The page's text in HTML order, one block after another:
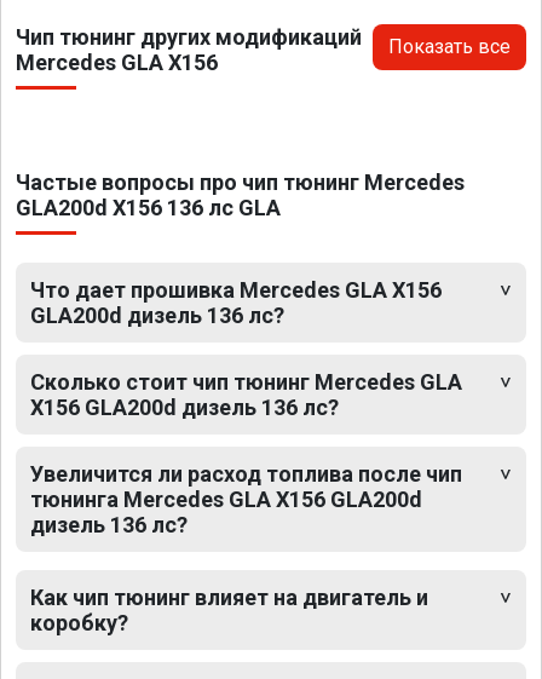
Чип тюнинг других модификаций
Mercedes GLA X156
Показать все
Частые вопросы про чип тюнинг Mercedes
GLA200d X156 136 лс GLA
Что дает прошивка Mercedes GLA X156
GLA200d дизель 136 лс?
Сколько стоит чип тюнинг Mercedes GLA
X156 GLA200d дизель 136 лс?
Увеличится ли расход топлива после чип
тюнинга Mercedes GLA X156 GLA200d
дизель 136 лс?
Как чип тюнинг влияет на двигатель и
коробку?